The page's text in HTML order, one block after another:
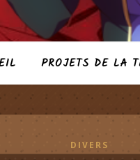
PROJETS DE LA
DIVERS